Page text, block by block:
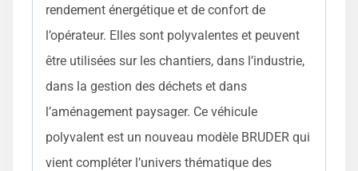
rendement énergétique et de confort de
l’opérateur. Elles sont polyvalentes et peuvent
être utilisées sur les chantiers, dans l’industrie,
dans la gestion des déchets et dans
l’aménagement paysager. Ce véhicule
polyvalent est un nouveau modèle BRUDER qui
vient compléter l’univers thématique des